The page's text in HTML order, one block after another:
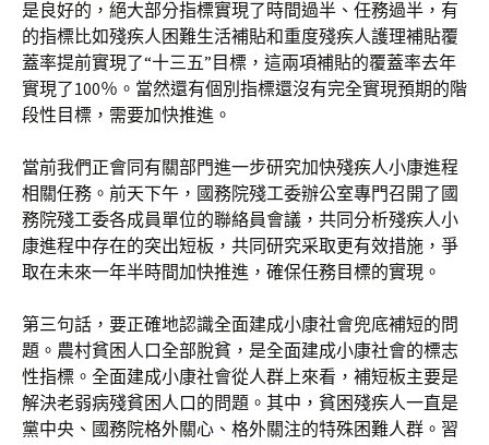
是良好的，絕大部分指標實現了時間過半、任務過半，有
的指標比如殘疾人困難生活補貼和重度殘疾人護理補貼覆
蓋率提前實現了“十三五”目標，這兩項補貼的覆蓋率去年
實現了100％。當然還有個別指標還沒有完全實現預期的階
段性目標，需要加快推進。
當前我們正會同有關部門進一步研究加快殘疾人小康進程
相關任務。前天下午，國務院殘工委辦公室專門召開了國
務院殘工委各成員單位的聯絡員會議，共同分析殘疾人小
康進程中存在的突出短板，共同研究采取更有效措施，爭
取在未來一年半時間加快推進，確保任務目標的實現。
第三句話，要正確地認識全面建成小康社會兜底補短的問
題。農村貧困人口全部脫貧，是全面建成小康社會的標志
性指標。全面建成小康社會從人群上來看，補短板主要是
解決老弱病殘貧困人口的問題。其中，貧困殘疾人一直是
黨中央、國務院格外關心、格外關注的特殊困難人群。習